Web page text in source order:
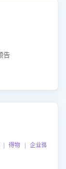
告
物 | 企业微信